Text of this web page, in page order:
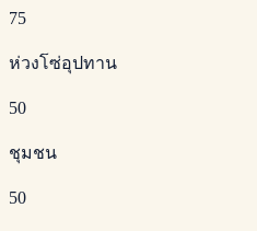
75
ห่วงโซ่อุปทาน
50
ชุมชน
50